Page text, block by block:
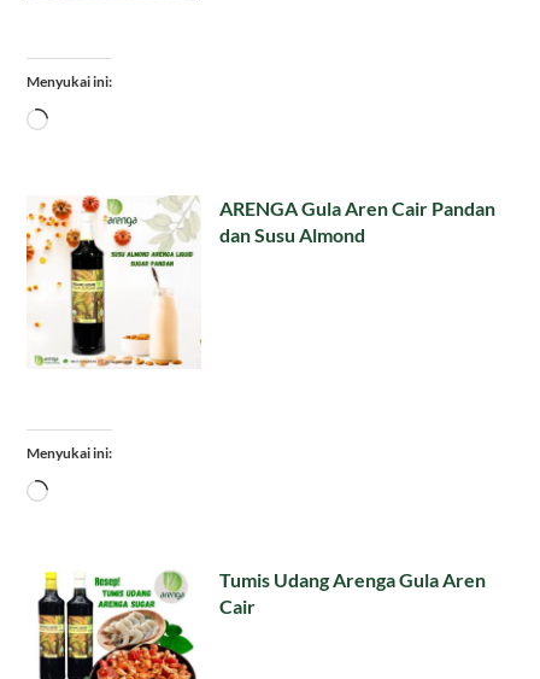
Menyukai ini:
Memuat...
ARENGA Gula Aren Cair Pandan
dan Susu Almond
Menyukai ini:
Memuat...
Tumis Udang Arenga Gula Aren
Cair